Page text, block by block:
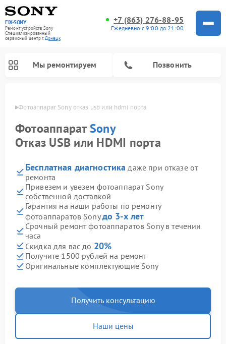
FIX-SONY
Ремонт устройств Sony
Специализированный
cервисный центр г. Донецк
+7 (863) 276-88-95
Ежедневно с 9:00 до 21:00
Мы ремонтируем Позвонить
Фотоаппарат Sony отказ usb или hdmi порта
ФотоаппаратSony
Отказ USB или HDMI порта
Бесплатная диагностика даже при отказе от
ремонта
Привезем и увезем фотоаппарат Sony
собственной доставкой
Гарантия на наши работы по ремонту
фотоаппаратов Sonyдо 3-х лет
Срочный ремонт фотоаппаратов Sony в течении
часа
Скидка для вас до 20%
Получите 1500 рублей на ремонт
Оригинальные комплектующие Sony
Получить консультацию
Наши цены